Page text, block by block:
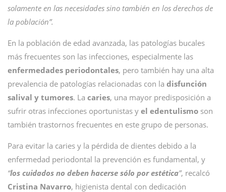
solamente en las necesidades sino también en los derechos de
la población”.
En la población de edad avanzada, las patologías bucales
más frecuentes son las infecciones, especialmente las
enfermedades periodontales, pero también hay una alta
prevalencia de patologías relacionadas con la disfunción
salival y tumores. La caries, una mayor predisposición a
sufrir otras infecciones oportunistas y el edentulismo son
también trastornos frecuentes en este grupo de personas.
Para evitar la caries y la pérdida de dientes debido a la
enfermedad periodontal la prevención es fundamental, y
“los cuidados no deben hacerse sólo por estética”, recalcó
Cristina Navarro, higienista dental con dedicación